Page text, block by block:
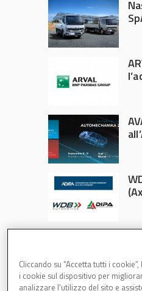
Cliccando su “Accetta tutti i
i cookie sul dispositivo per
analizzare l'utilizzo del sito e